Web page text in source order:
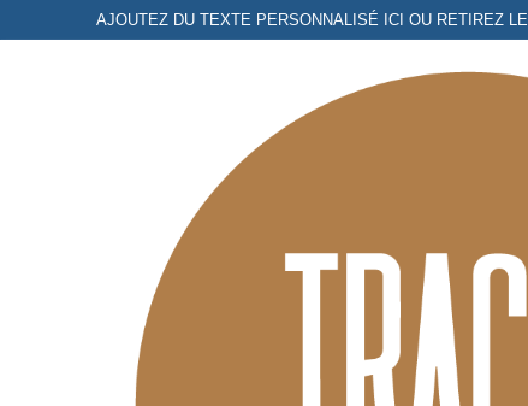
au
AJOUTEZ DU TEXTE PERSONNALISÉ ICI OU RETIREZ LE